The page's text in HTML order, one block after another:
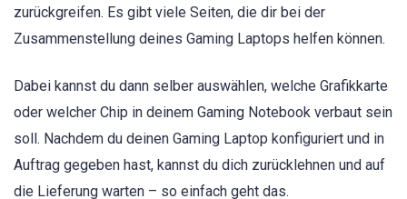
zurückgreifen. Es gibt viele Seiten, die dir bei der
Zusammenstellung deines Gaming Laptops helfen können.
Dabei kannst du dann selber auswählen, welche Grafikkarte
oder welcher Chip in deinem Gaming Notebook verbaut sein
soll. Nachdem du deinen Gaming Laptop konfiguriert und in
Auftrag gegeben hast, kannst du dich zurücklehnen und auf
die Lieferung warten – so einfach geht das.